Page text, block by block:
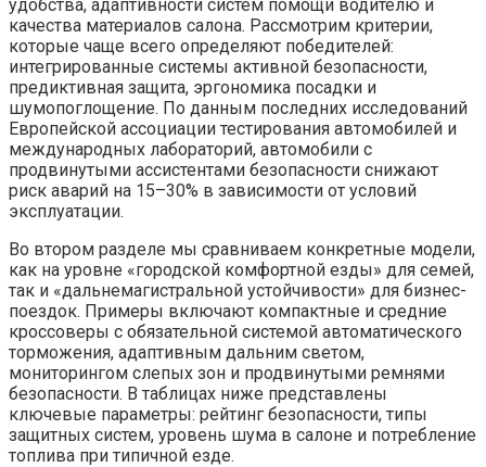
удобства, адаптивности систем помощи водителю и
качества материалов салона. Рассмотрим критерии,
которые чаще всего определяют победителей:
интегрированные системы активной безопасности,
предиктивная защита, эргономика посадки и
шумопоглощение. По данным последних исследований
Европейской ассоциации тестирования автомобилей и
международных лабораторий, автомобили с
продвинутыми ассистентами безопасности снижают
риск аварий на 15–30% в зависимости от условий
эксплуатации.
Во втором разделе мы сравниваем конкретные модели,
как на уровне «городской комфортной езды» для семей,
так и «дальнемагистральной устойчивости» для бизнес-
поездок. Примеры включают компактные и средние
кроссоверы с обязательной системой автоматического
торможения, адаптивным дальним светом,
мониторингом слепых зон и продвинутыми ремнями
безопасности. В таблицах ниже представлены
ключевые параметры: рейтинг безопасности, типы
защитных систем, уровень шума в салоне и потребление
топлива при типичной езде.